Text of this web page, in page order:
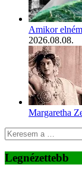
Amikor
2026.08.08.
Margaretha
Legnézettebb